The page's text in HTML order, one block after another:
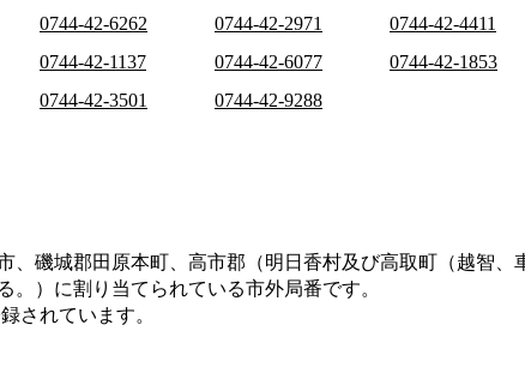
0744-42-6262 0744-42-2971
0744-42-4411
0744-42-1137 0744-42-6077
0744-42-1853
0744-42-3501 0744-42-9288
、磯城郡田原本町、高市郡（明日香村及び高取町（越智、
。） に割り当てられている市外局番です。
されています。